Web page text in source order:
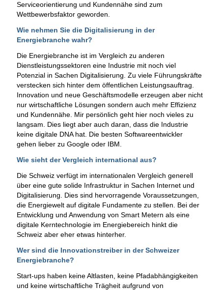
Serviceorientierung und Kundennähe sind zum
Wettbewerbsfaktor geworden.
Wie nehmen Sie die Digitalisierung in der
Energiebranche wahr?
Die Energiebranche ist im Vergleich zu anderen
Dienstleistungssektoren eine Industrie mit noch viel
Potenzial in Sachen Digitalisierung. Zu viele Führungskräfte
verstecken sich hinter dem öffentlichen Leistungsauftrag.
Innovation und neue Geschäftsmodelle erzeugen aber nicht
nur wirtschaftliche Lösungen sondern auch mehr Effizienz
und Kundennähe. Mir persönlich geht hier noch vieles zu
langsam. Dies liegt aber auch daran, dass die Industrie
keine digitale DNA hat. Die besten Softwareentwickler
gehen lieber zu Google oder IBM.
Wie sieht der Vergleich international aus?
Die Schweiz verfügt im internationalen Vergleich generell
über eine gute solide Infrastruktur in Sachen Internet und
Digitalisierung. Dies sind hervorragende Voraussetzungen,
die Energiewelt auf digitale Fundamente zu stellen. Bei der
Entwicklung und Anwendung von Smart Metern als eine
digitale Kerntechnologie im Energiebereich hinkt die
Schweiz aber eher etwas hinterher.
Wer sind die Innovationstreiber in der Schweizer
Energiebranche?
Start-ups haben keine Altlasten, keine Pfadabhängigkeiten
und keine wirtschaftliche Trägheit aufgrund von